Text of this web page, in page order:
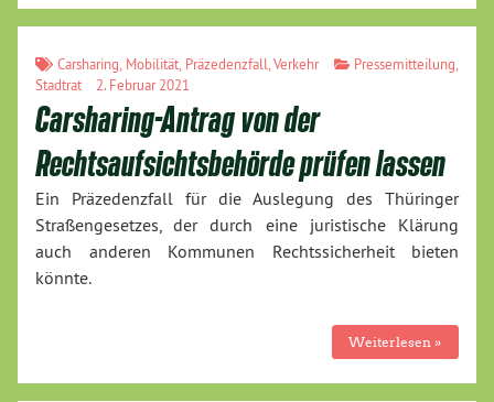
Carsharing Mobilität, Präzedenzfall ,Verkehr Pressemitteilung
Stadtrat
2. Februar 2021
Carsharing-Antrag von der
Rechtsaufsichtsbehörde prüfen lassen
Ein Präzedenzfall für die Auslegung des Thüringer
Straßengesetzes, der durch eine juristische Klärung
auch anderen Kommunen Rechtssicherheit bieten
könnte.
Weiterlesen »